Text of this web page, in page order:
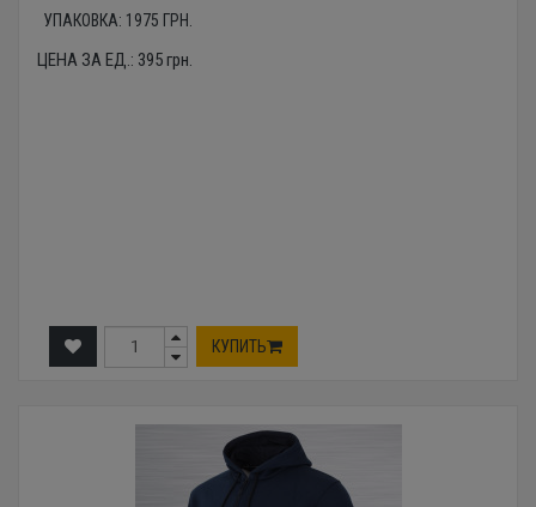
УПАКОВКА: 1975 ГРН.
ЦЕНА ЗА ЕД.: 395грн.
КУПИТЬ